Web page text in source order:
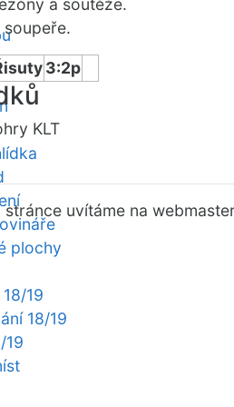
plochy
19
18/19
19
a soutěže.
3:2p
KLT
uvítáme na webmaster